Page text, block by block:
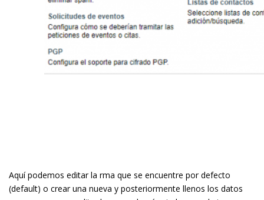
Aquí podemos editar la firma que se encuentre por defecto
(default) o crear una nueva y posteriormente llenos los datos